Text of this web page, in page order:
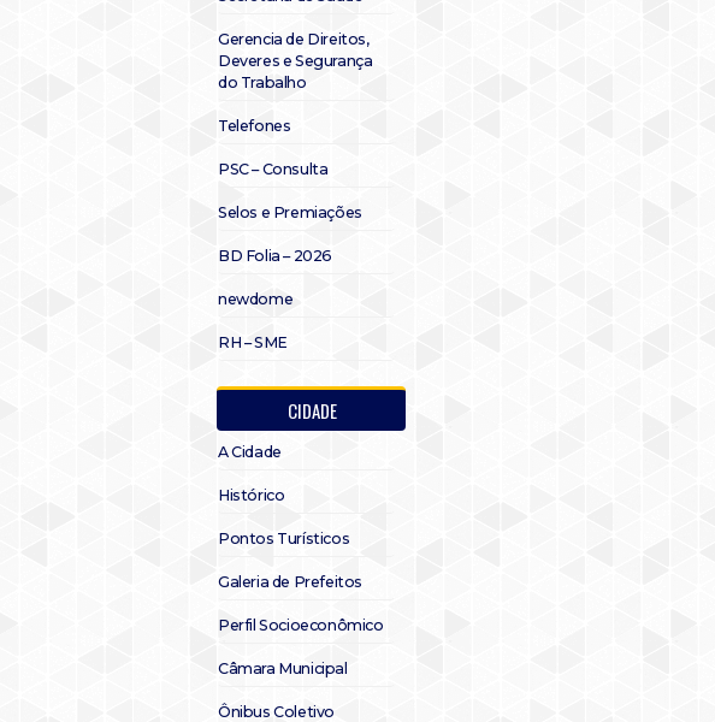
Gerencia de Direitos,
Deveres e Segurança
do Trabalho
Telefones
PSC – Consulta
Selos e Premiações
BD Folia – 2026
newdome
RH – SME
CIDADE
A Cidade
Histórico
Pontos Turísticos
Galeria de Prefeitos
Perfil Socioeconômico
Câmara Municipal
Ônibus Coletivo